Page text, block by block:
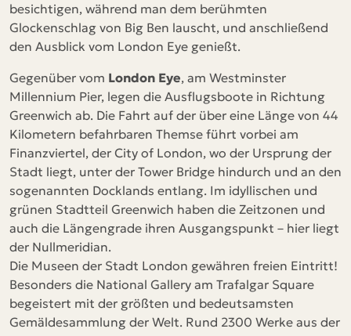
besichtigen, während man dem berühmten
Glockenschlag von Big Ben lauscht, und anschließend
den Ausblick vom London Eye genießt.
Gegenüber vom London Eye, am Westminster
Millennium Pier, legen die Ausflugsboote in Richtung
Greenwich ab. Die Fahrt auf der über eine Länge von 44
Kilometern befahrbaren Themse führt vorbei am
Finanzviertel, der City of London, wo der Ursprung der
Stadt liegt, unter der Tower Bridge hindurch und an den
sogenannten Docklands entlang. Im idyllischen und
grünen Stadtteil Greenwich haben die Zeitzonen und
auch die Längengrade ihren Ausgangspunkt – hier liegt
der Nullmeridian.
Die Museen der Stadt London gewähren freien Eintritt!
Besonders die National Gallery am Trafalgar Square
begeistert mit der größten und bedeutsamsten
Gemäldesammlung der Welt. Rund 2300 Werke aus der